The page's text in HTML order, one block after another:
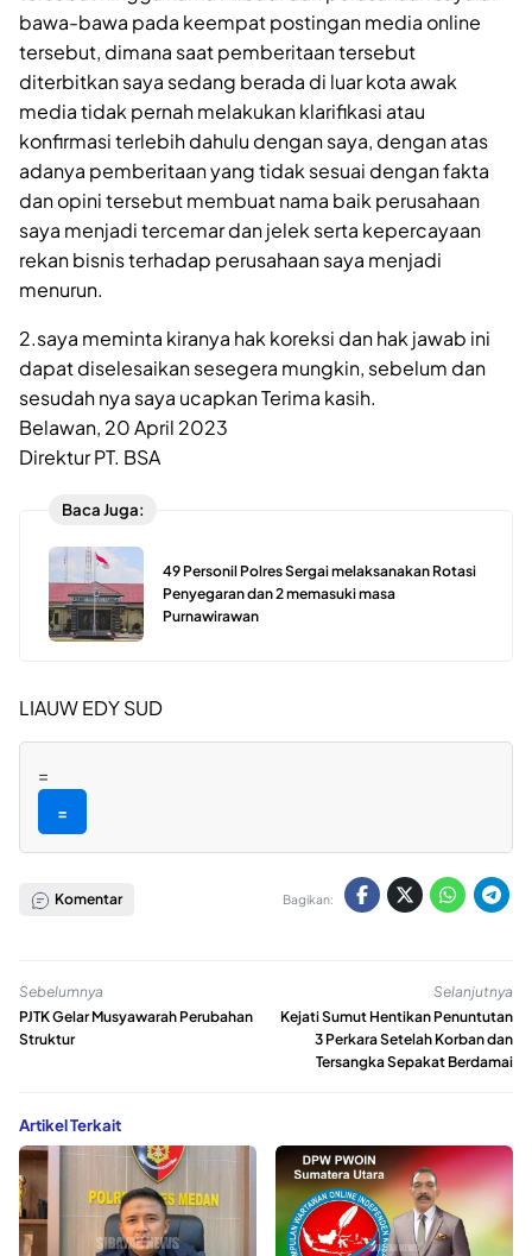
bawa-bawa pada keempat postingan media online
tersebut, dimana saat pemberitaan tersebut
diterbitkan saya sedang berada di luar kota awak
media tidak pernah melakukan klarifikasi atau
konfirmasi terlebih dahulu dengan saya, dengan atas
adanya pemberitaan yang tidak sesuai dengan fakta
dan opini tersebut membuat nama baik perusahaan
saya menjadi tercemar dan jelek serta kepercayaan
rekan bisnis terhadap perusahaan saya menjadi
menurun.
2.saya meminta kiranya hak koreksi dan hak jawab ini
dapat diselesaikan sesegera mungkin, sebelum dan
sesudah nya saya ucapkan Terima kasih.
Belawan, 20 April 2023
Direktur PT. BSA
Baca Juga:
49 Personil Polres Sergai melaksanakan Rotasi
Penyegaran dan 2 memasuki masa
Purnawirawan
LIAUW EDY SUD
=
=
Komentar Bagikan:
Sebelumnya
PJTK Gelar Musyawarah Perubahan
Struktur
Selanjutnya
Kejati Sumut Hentikan Penuntutan
3 Perkara Setelah Korban dan
Tersangka Sepakat Berdamai
Artikel Terkait